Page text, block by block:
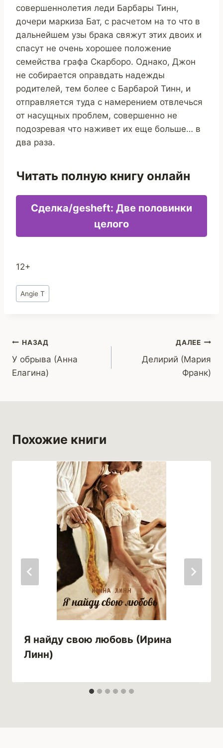
совершеннолетия леди Барбары Тинн,
дочери маркиза Бат, с расчетом на то что в
дальнейшем узы брака свяжут этих двоих и
спасут не очень хорошее положение
семейства графа Скарборо. Однако, Джон
не собирается оправдать надежды
родителей, тем более с Барбарой Тинн, и
отправляется туда с намерением отвлечься
от насущных проблем, совершенно не
подозревая что наживет их еще больше… в
два раза.
Читать полную книгу онлайн
Сделка/gesheft: Две половинки
целого
12+
Метки
записи:
Angie T
Навигация
по
записям
НАЗАД
У обрыва (Анна
Елагина)
ДАЛЕЕ
Делирий (Мария
Фрaнк)
Похожие книги
Я найду свою любовь (Ирина
Линн)